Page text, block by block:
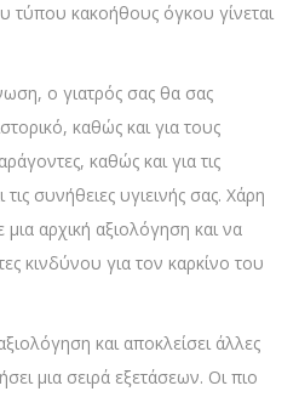
τύπου κακοήθους όγκου γίνεται
ο γιατρός σας θα σας
καθώς και για τους
καθώς και για τις
συνήθειες υγιεινής σας. Χάρη
αρχική αξιολόγηση και να
κινδύνου για τον καρκίνο του
και αποκλείσει άλλες
μια σειρά εξετάσεων. Οι πιο